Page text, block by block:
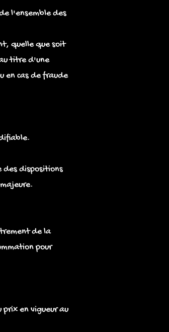
l'ensemble des
quelle que soit
titre d'une
en cas de fraude
des dispositions
de la
pour
en vigueur au